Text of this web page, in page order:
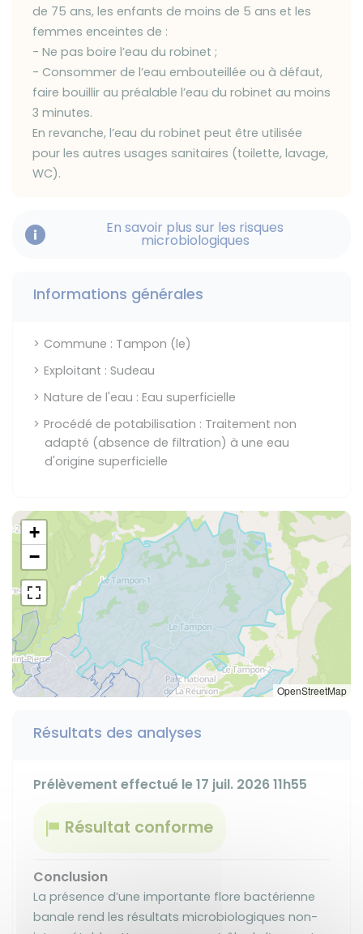
de 75 ans, les enfants de moins de 5 ans et les
femmes enceintes de :
- Ne pas boire l’eau du robinet ;
- Consommer de l’eau embouteillée ou à défaut,
faire bouillir au préalable l’eau du robinet au moins
3 minutes.
En revanche, l’eau du robinet peut être utilisée
pour les autres usages sanitaires (toilette, lavage,
WC).
En savoir plus sur les risques
microbiologiques
Informations générales
Commune : Tampon (le)
Exploitant : Sudeau
Nature de l'eau : Eau superficielle
Procédé de potabilisation : Traitement non
adapté (absence de filtration) à une eau
d'origine superficielle
+
−
OpenStreetMap
Résultats des analyses
Prélèvement effectué le 17 juil. 2026 11h55
Résultat conforme
Conclusion
La présence d’une importante flore bactérienne
banale rend les résultats microbiologiques non-